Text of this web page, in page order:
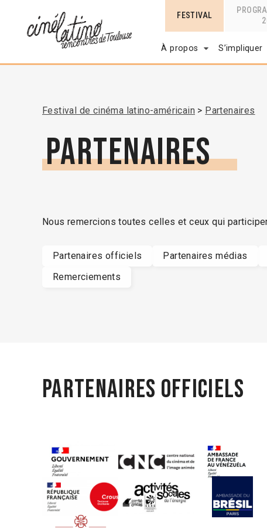
FESTIVAL
À propos S’impliquer
Festival de cinéma latino-américain Partenaires
Partenaires
Nous remercions toutes celles et ceux qui
Partenaires officiels Partenaires médias
Remerciements
Partenaires officiels